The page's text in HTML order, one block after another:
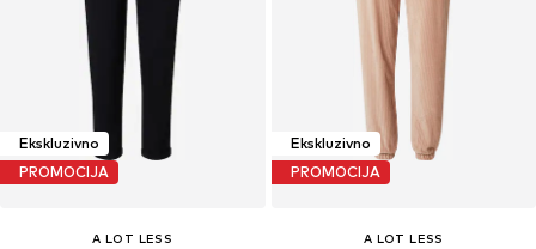
Ekskluzivno
PROMOCIJA
A LOT LESS
Ekskluzivno
PROMOCIJA
A LOT LESS